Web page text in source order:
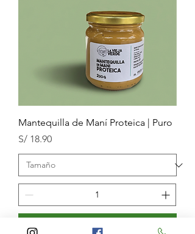
Mantequilla de Maní Proteica | Puro
Precio
S/ 18.90
Agregar al carrito